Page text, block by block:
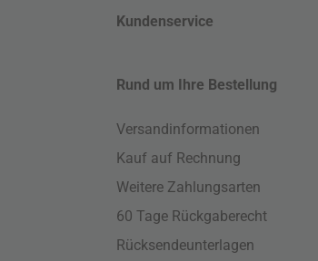
Kundenservice
Rund um Ihre Bestellung
Versandinformationen
Kauf auf Rechnung
Weitere Zahlungsarten
60 Tage Rückgaberecht
Rücksendeunterlagen